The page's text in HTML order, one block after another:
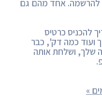
להרשמה. אחד מהם גם
להכניס כרטיס
ועוד כמה דק', כבר
שלך, ושלחת אותה
»